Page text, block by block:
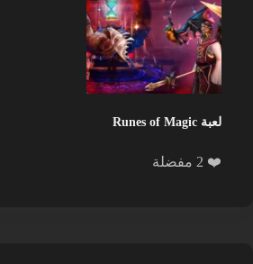
لعبة Runes of Magic
❤️ 2 مفضلة